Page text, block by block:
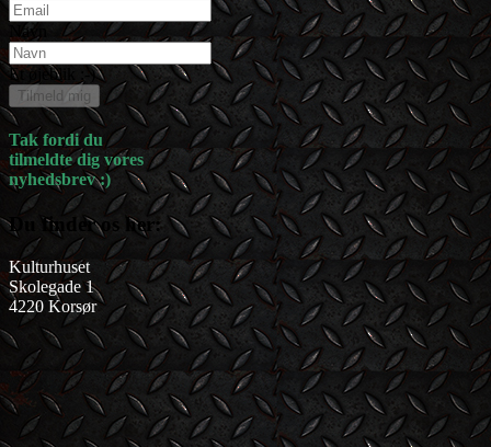
Navn
Et øjeblik :-)
Tilmeld mig
Tak fordi du
tilmeldte dig vores
nyhedsbrev :)
Du finder os her:
Kulturhuset
Skolegade 1
4220 Korsør